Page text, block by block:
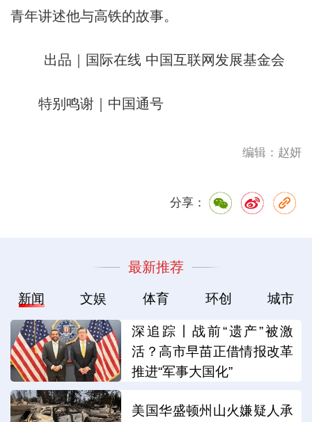
青年讲述他与高铁的故事。
出品｜国际在线 中国互联网发展基金会
特别鸣谢｜中国通号
编辑：赵妍
分享：
最新推荐
新闻 文娱 体育 环创 城市
深追踪丨战前“遗产”被激
活？高市早苗正借情报改革
推进“军事大国化”
美国华盛顿州山火嫌疑人承